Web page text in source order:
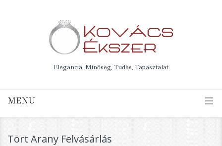
Elegancia, Minőség, Tudás, Tapasztalat
MENU
Tört Arany Felvásárlás